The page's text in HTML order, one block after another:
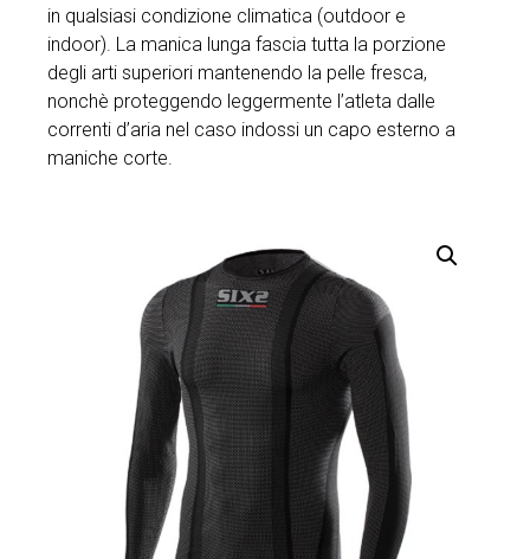
in qualsiasi condizione climatica (outdoor e
indoor). La manica lunga fascia tutta la porzione
degli arti superiori mantenendo la pelle fresca,
nonchè proteggendo leggermente l’atleta dalle
correnti d’aria nel caso indossi un capo esterno a
maniche corte.